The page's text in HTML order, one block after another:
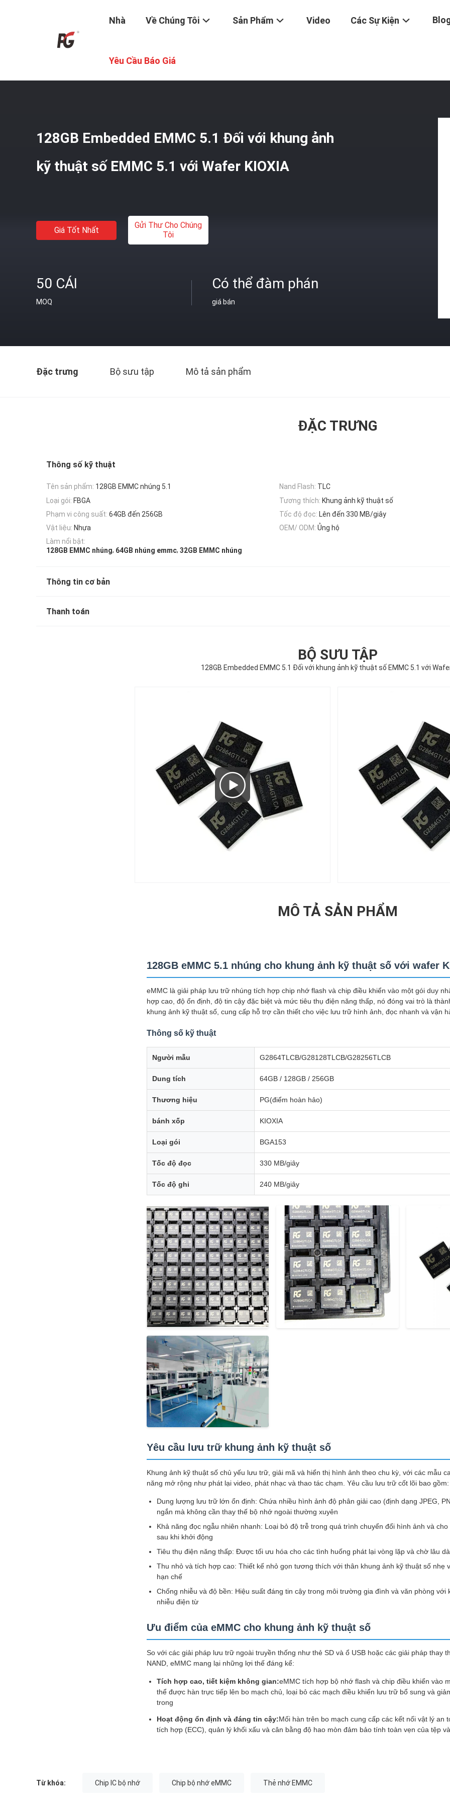
Nhà Về Chúng Tôi Sản Phẩm Video Các Sự Kiện
Yêu Cầu Báo Giá
/
128GB Embedded EMMC 5.1 Đối với khung ảnh
kỹ thuật số EMMC 5.1 với Wafer KIOXIA
Giá Tốt Nhất
Gửi Thư Cho Chúng
Tôi
50 CÁI
MOQ
Có thể đàm phán
giá bán
Đặc trưng Bộ sưu tập Mô tả sản phẩm
ĐẶC TRƯNG
Thông số kỹ thuật
Tên sản phẩm: 128GB EMMC nhúng 5.1 Nand Flash: TLC
Loại gói: FBGA Tương thích: Khung ảnh kỹ thuật số
Phạm vi công suất: 64GB đến 256GB Tốc độ đọc: Lên đến 330 MB/giây
Vật liệu: Nhựa OEM/ ODM: Ủng hộ
Làm nổi bật:
128GB EMMC nhúng, 64GB nhúng emmc, 32GB EMMC nhúng
Thông tin cơ bản
Thanh toán
BỘ SƯU TẬP
128GB Embedded EMMC 5.1 Đối với khung ảnh kỹ thuật số EMMC 5.1 với
MÔ TẢ SẢN PHẨM
128GB eMMC 5.1 nhúng cho khung ảnh kỹ thuật số với wafer
eMMC là giải pháp lưu trữ nhúng tích hợp chip nhớ flash và chip điều khiển vào một gói duy
hợp cao, độ ổn định, độ tin cậy đặc biệt và mức tiêu thụ điện năng thấp, nó đóng vai trò là
khung ảnh kỹ thuật số, cung cấp hỗ trợ cần thiết cho việc lưu trữ hình ảnh, đọc nhanh và vận
Thông số kỹ thuật
Người mẫu G2864TLCB/G28128TLCB/G28256TLCB
Dung tích 64GB / 128GB / 256GB
Thương hiệu PG(điểm hoàn hảo)
bánh xốp KIOXIA
Loại gói BGA153
Tốc độ đọc 330 MB/giây
Tốc độ ghi 240 MB/giây
Yêu cầu lưu trữ khung ảnh kỹ thuật số
Khung ảnh kỹ thuật số chủ yếu lưu trữ, giải mã và hiển thị hình ảnh theo chu kỳ, với các mẫu
năng mở rộng như phát lại video, phát nhạc và thao tác chạm. Yêu cầu lưu trữ cốt lõi bao gồm:
Dung lượng lưu trữ lớn ổn định: Chứa nhiều hình ảnh độ phân giải cao (định dạng JPEG,
ngắn mà không cần thay thế bộ nhớ ngoài thường xuyên
Khả năng đọc ngẫu nhiên nhanh: Loại bỏ độ trễ trong quá trình chuyển đổi hình ảnh và
sau khi khởi động
Tiêu thụ điện năng thấp: Được tối ưu hóa cho các tình huống phát lại vòng lặp và chờ lâu
Thu nhỏ và tích hợp cao: Thiết kế nhỏ gọn tương thích với thân khung ảnh kỹ thuật số nhẹ
hạn chế
Chống nhiễu và độ bền: Hiệu suất đáng tin cậy trong môi trường gia đình và văn phòng với
nhiễu điện từ
Ưu điểm của eMMC cho khung ảnh kỹ thuật số
So với các giải pháp lưu trữ ngoài truyền thống như thẻ SD và ổ USB hoặc các giải pháp thay
NAND, eMMC mang lại những lợi thế đáng kể:
Tích hợp cao, tiết kiệm không gian:eMMC tích hợp bộ nhớ flash và chip điều khiển vào
thể được hàn trực tiếp lên bo mạch chủ, loại bỏ các mạch điều khiển lưu trữ bổ sung và
trong
Hoạt động ổn định và đáng tin cậy:Mối hàn trên bo mạch cung cấp các kết nối vật lý an
tích hợp (ECC), quản lý khối xấu và cân bằng độ hao mòn đảm bảo tính toàn vẹn của tệp
Từ khóa: Chip IC bộ nhớ Chip bộ nhớ eMMC Thẻ nhớ EMMC